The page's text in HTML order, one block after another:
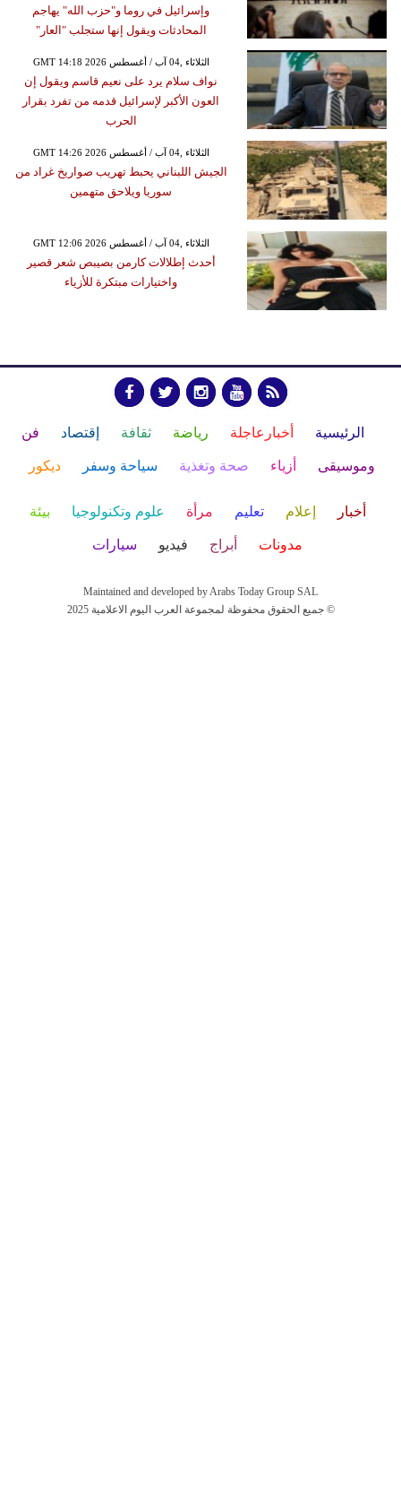
وإسرائيل في روما و"حزب الله" يهاجم
المحادثات ويقول إنها ستجلب "العار"
GMT 14:18 2026 الثلاثاء ,04 آب / أغسطس
نواف سلام يرد على نعيم قاسم ويقول إن
العون الأكبر لإسرائيل قدمه من تفرد بقرار
الحرب
GMT 14:26 2026 الثلاثاء ,04 آب / أغسطس
الجيش اللبناني يحبط تهريب صواريخ غراد من
سوريا ويلاحق متهمين
GMT 12:06 2026 الثلاثاء ,04 آب / أغسطس
أحدث إطلالات كارمن بصيبص شعر قصير
واختيارات مبتكرة للأزياء
الرئيسية أخبارعاجلة رياضة ثقافة إقتصاد فن
وموسيقى أزياء صحة وتغذية سياحة وسفر ديكور
أخبار إعلام تعليم مرأة علوم وتكنولوجيا بيئة
مدونات أبراج فيديو سيارات
Maintained and developed by Arabs Today Group SAL
جميع الحقوق محفوظة لمجموعة العرب اليوم الاعلامية 2025 ©